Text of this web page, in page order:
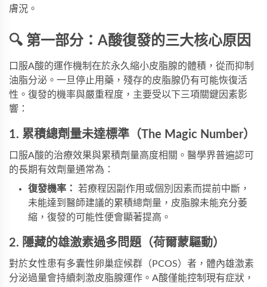
膚況。
🔍 第一部分：A酸復發的三大核心原因
口服A酸的運作機制在於永久縮小皮脂腺的體積，從而抑制
油脂分泌。一旦停止用藥，殘存的皮脂腺仍有可能恢復活
性。復發的機率與嚴重程度，主要受以下三項關鍵因素影
響：
1. 累積總劑量未達標準（The Magic Number）
口服A酸的治療效果與累積劑量高度相關。醫學界普遍認可
的長期有效劑量通常為：
復發機率：
若療程因副作用或個別因素而提前中斷，
未能達到醫師建議的累積總劑量，皮脂腺未能充分萎
縮，復發的可能性便會顯著提高。
2. 隱藏的雄激素過多問題（荷爾蒙驅動）
對於女性患有多囊性卵巢症候群（PCOS）者，體內雄激素
分泌過量會持續刺激皮脂腺運作。A酸僅能控制現有症狀，